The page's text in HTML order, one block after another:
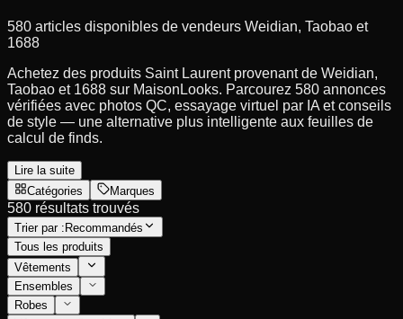
580 articles disponibles de vendeurs Weidian, Taobao et
1688
Achetez des produits Saint Laurent provenant de Weidian,
Taobao et 1688 sur MaisonLooks. Parcourez 580 annonces
vérifiées avec photos QC, essayage virtuel par IA et conseils
de style — une alternative plus intelligente aux feuilles de
calcul de finds.
Lire la suite
Catégories
Marques
580 résultats trouvés
Trier par : Recommandés
Tous les produits
Vêtements
Ensembles
Robes